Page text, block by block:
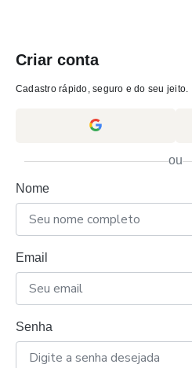
Criar conta
Cadastro rápido, seguro e do seu jeito.
ou
Nome
Email
Senha